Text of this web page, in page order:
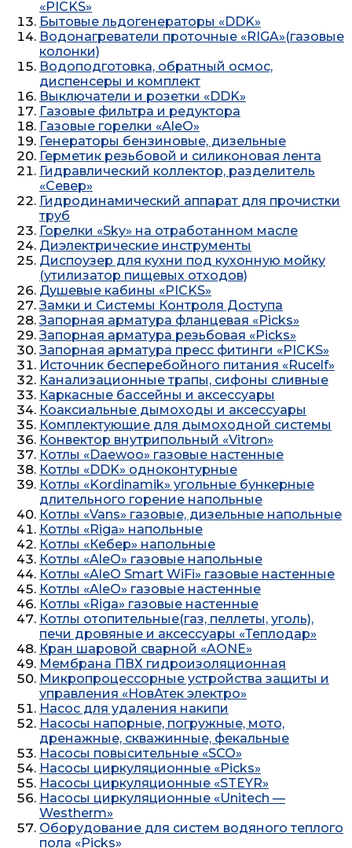
«PICKS»
Бытовые льдогенераторы «DDK»
Водонагреватели проточные «RIGA»(газовые
колонки)
Водоподготовка, обратный осмос,
диспенсеры и комплект
Выключатели и розетки «DDK»
Газовые фильтра и редуктора
Газовые горелки «AleO»
Генераторы бензиновые, дизельные
Герметик резьбовой и силиконовая лента
Гидравлический коллектор, разделитель
«Север»
Гидродинамический аппарат для прочистки
труб
Горелки «Sky» на отработанном масле
Диэлектрические инструменты
Диспоузер для кухни под кухонную мойку
(утилизатор пищевых отходов)
Душевые кабины «PICKS»
Замки и Системы Контроля Доступа
Запорная арматура фланцевая «Picks»
Запорная арматура резьбовая «Picks»
Запорная арматура пресс фитинги «PICKS»
Источник бесперебойного питания «Rucelf»
Канализационные трапы, сифоны сливные
Каркасные бассейны и аксессуары
Коаксиальные дымоходы и аксессуары
Комплектующие для дымоходной системы
Конвектор внутрипольный «Vitron»
Котлы «Daewoo» газовые настенные
Котлы «DDK» одноконтурные
Котлы «Kordinamik» угольные бункерные
длительного горение напольные
Котлы «Vans» газовые, дизельные напольные
Котлы «Riga» напольные
Котлы «Кебер» напольные
Котлы «AleO» газовые напольные
Котлы «AleO Smart WiFi» газовые настенные
Котлы «AleO» газовые настенные
Котлы «Riga» газовые настенные
Котлы отопительные(газ, пеллеты, уголь),
печи дровяные и аксессуары «Теплодар»
Кран шаровой сварной «AONE»
Мембрана ПВХ гидроизоляционная
Микропроцессорные устройства защиты и
управления «НовАтек электро»
Насос для удаления накипи
Насосы напорные, погружные, мото,
дренажные, скважинные, фекальные
Насосы повысительные «SCO»
Насосы циркуляционные «Picks»
Насосы циркуляционные «STEYR»
Насосы циркуляционные «Unitech —
Westherm»
Оборудование для систем водяного теплого
пола «Picks»